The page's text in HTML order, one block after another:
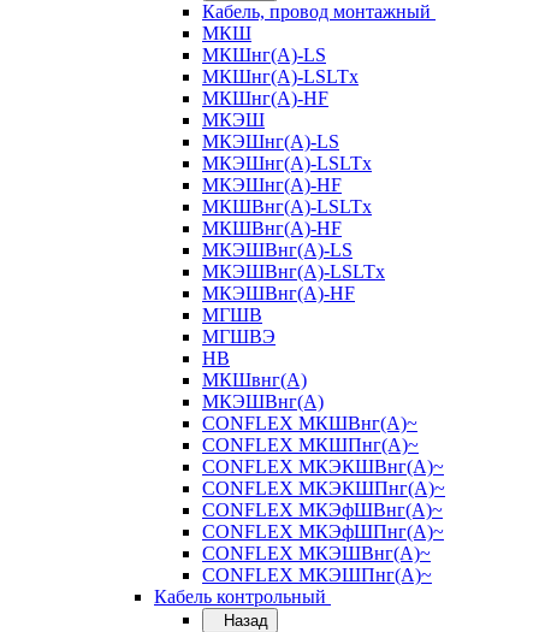
Кабель, провод монтажный
МКШ
МКШнг(А)-LS
МКШнг(А)-LSLTx
МКШнг(А)-HF
МКЭШ
МКЭШнг(А)-LS
МКЭШнг(А)-LSLTx
МКЭШнг(А)-HF
МКШВнг(A)-LSLTx
МКШВнг(А)-HF
МКЭШВнг(А)-LS
МКЭШВнг(A)-LSLTx
МКЭШВнг(А)-HF
МГШВ
МГШВЭ
НВ
МКШвнг(А)
МКЭШВнг(А)
CONFLEX МКШВнг(А)~
CONFLEX МКШПнг(А)~
CONFLEX МКЭКШВнг(А)~
CONFLEX МКЭКШПнг(А)~
CONFLEX МКЭфШВнг(А)~
CONFLEX МКЭфШПнг(А)~
CONFLEX МКЭШВнг(А)~
CONFLEX МКЭШПнг(А)~
Кабель контрольный
Назад